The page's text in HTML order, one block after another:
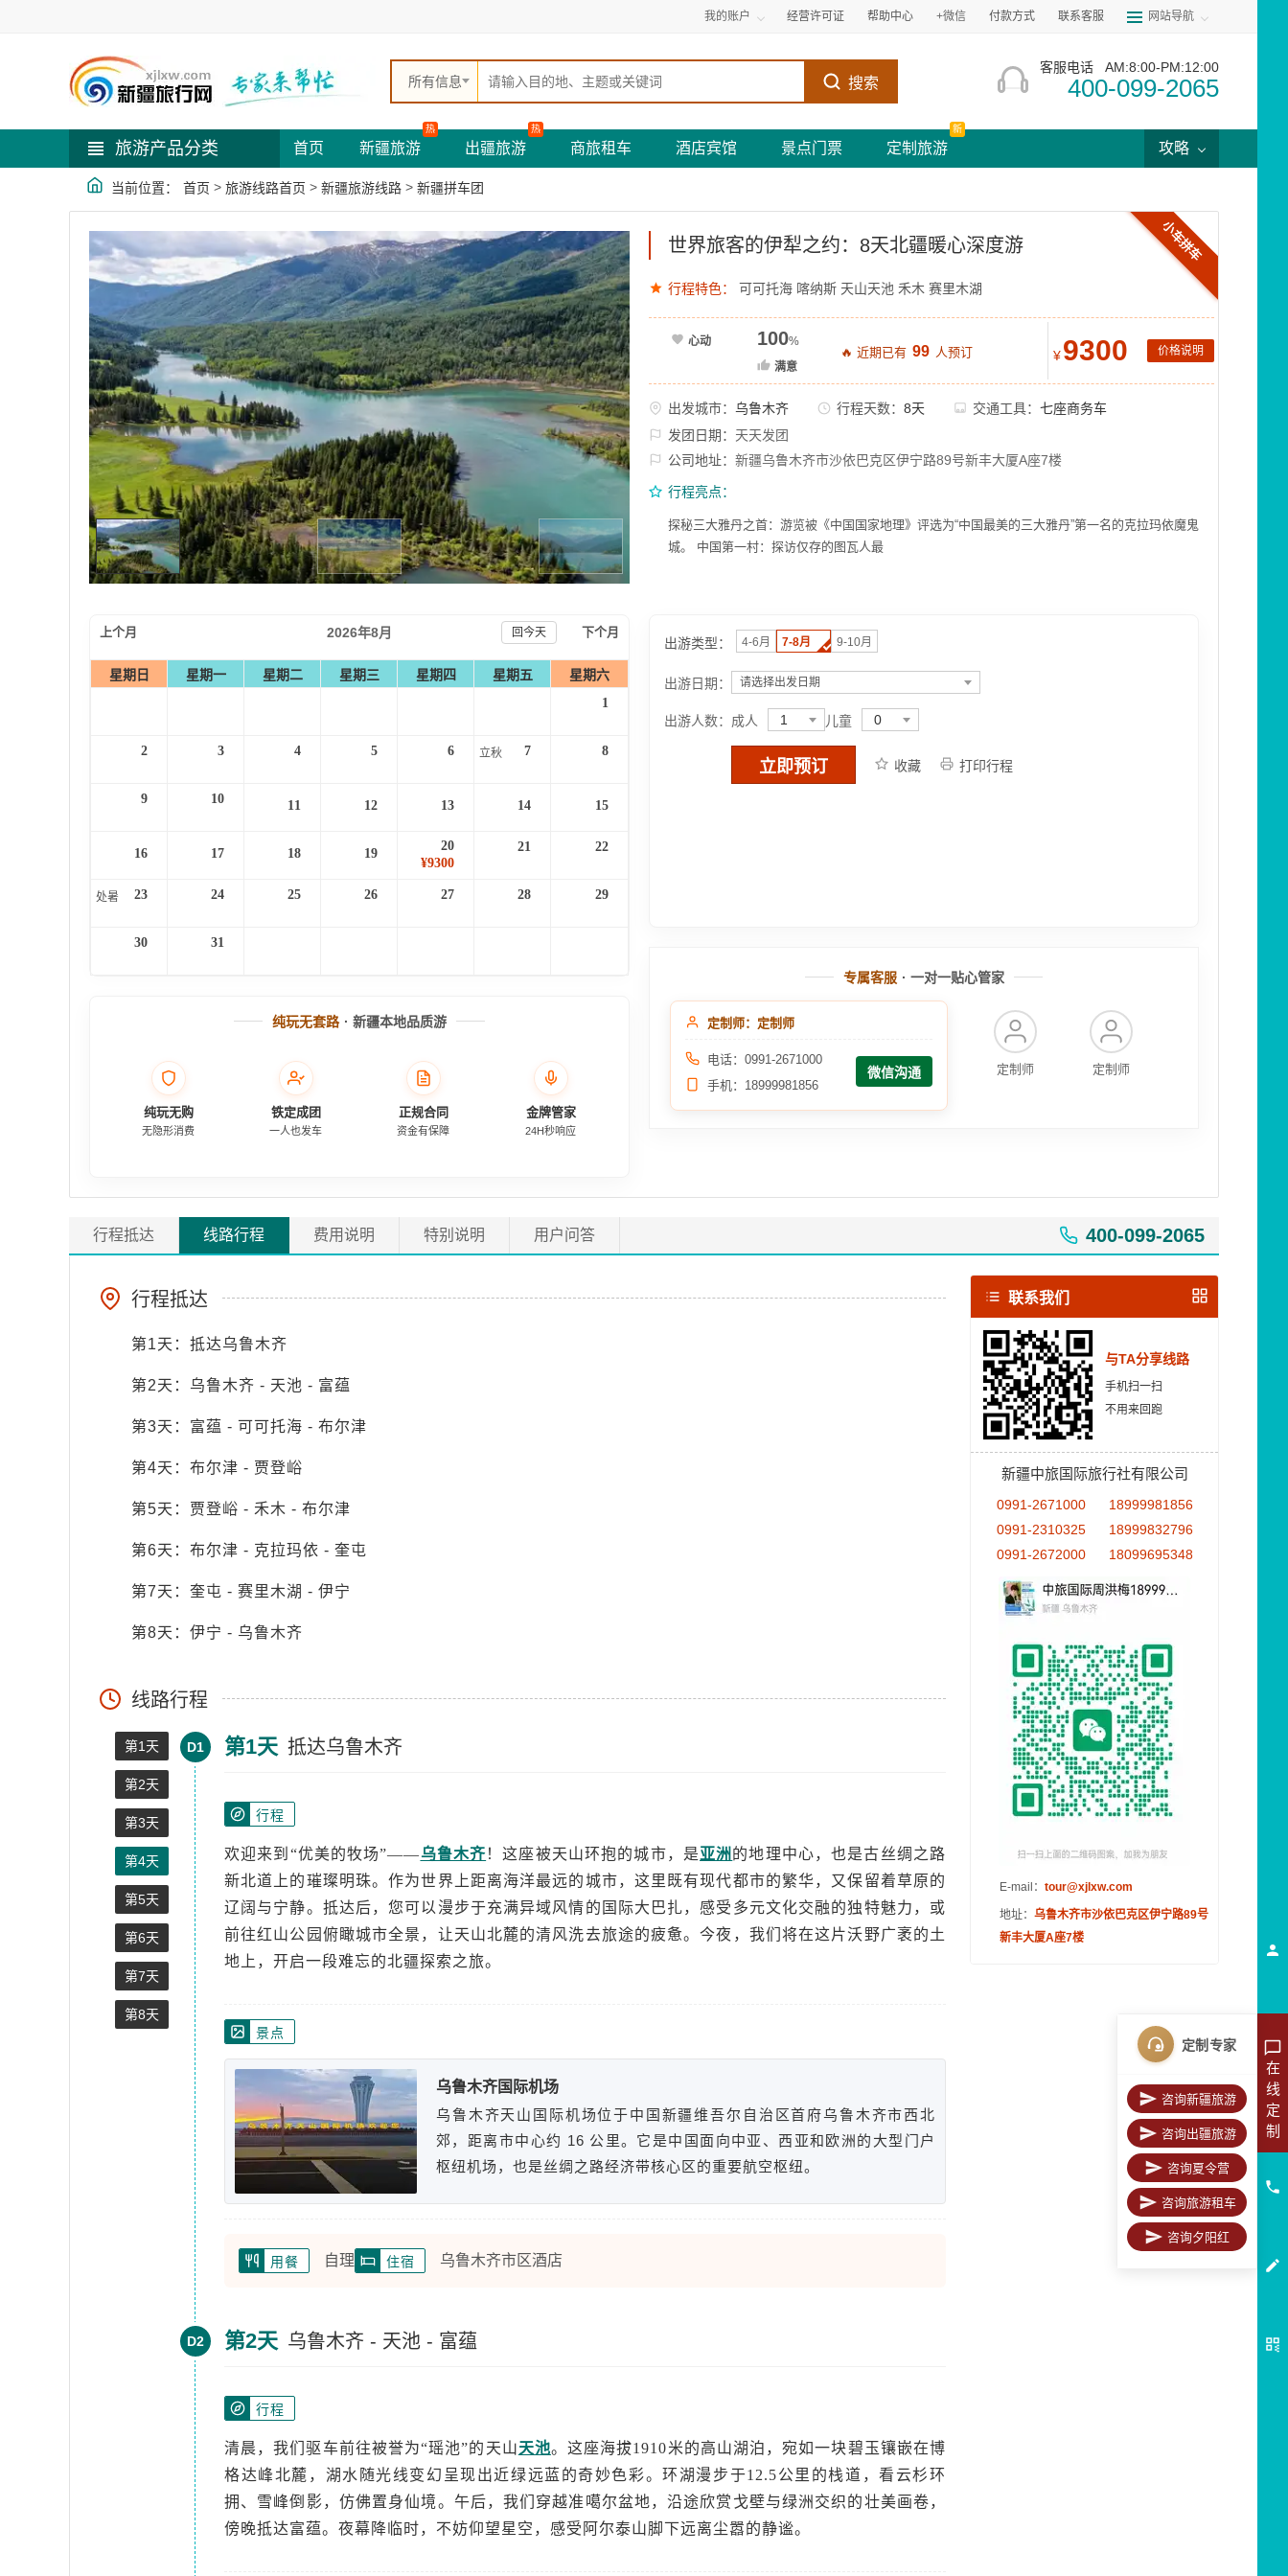
我的账户 经营许可证 帮助中心 +微信 付款方式 联系客服 网站导航
所有信息 搜索
客服电话 AM:8:00-PM:12:00
400-099-2065
旅游产品分类 首页 新疆旅游
热
出疆旅游
热
商旅租车 酒店宾馆 景点门票 定制旅游
新
攻略
当前位置： 首页 > 旅游线路首页 > 新疆旅游线路 > 新疆拼车团
小车拼车
世界旅客的伊犁之约：8天北疆暖心深度游
行程特色： 可可托海 喀纳斯 天山天池 禾木 赛里木湖
心动 100%
满意
🔥 近期已有 99 人预订 ¥9300 价格说明
出发城市： 乌鲁木齐 行程天数： 8天 交通工具： 七座商务车
发团日期： 天天发团
公司地址： 新疆乌鲁木齐市沙依巴克区伊宁路89号新丰大厦A座7楼
行程亮点：
探秘三大雅丹之首：游览被《中国国家地理》评选为“中国最美的三大雅丹”第一名的克拉玛依魔鬼
城。 中国第一村：探访仅存的图瓦人最
2026年8月 回今天
上个月 下个月
星期日 星期一 星期二 星期三 星期四 星期五 星期六
1
2 3 4 5 6 立秋 7 8
9 10 11 12 13 14 15
16 17 18 19
20
¥9300
21 22
处暑 23 24 25 26 27 28 29
30 31
纯玩无套路 · 新疆本地品质游
纯玩无购
无隐形消费
铁定成团
一人也发车
正规合同
资金有保障
金牌管家
24H秒响应
出游类型： 4-6月 7-8月 9-10月
出游日期： 请选择出发日期
出游人数： 成人 1 儿童 0
立即预订 收藏 打印行程
专属客服 · 一对一贴心管家
定制师：定制师
电话：0991-2671000
手机：18999981856
微信沟通 定制师 定制师
行程抵达 线路行程 费用说明 特别说明 用户问答 400-099-2065
行程抵达
第1天：抵达乌鲁木齐
第2天：乌鲁木齐 - 天池 - 富蕴
第3天：富蕴 - 可可托海 - 布尔津
第4天：布尔津 - 贾登峪
第5天：贾登峪 - 禾木 - 布尔津
第6天：布尔津 - 克拉玛依 - 奎屯
第7天：奎屯 - 赛里木湖 - 伊宁
第8天：伊宁 - 乌鲁木齐
线路行程
第1天
第2天
第3天
第4天
第5天
第6天
第7天
第8天
D1 第1天 抵达乌鲁木齐
行程
欢迎来到“优美的牧场”——乌鲁木齐！这座被天山环抱的城市，是亚洲 的地理中心，也是古丝绸之路
新北道上的璀璨明珠。作为世界上距离海洋最远的城市，这里既有现代都市的繁华，又保留着草原的
辽阔与宁静。抵达后，您可以漫步于充满异域风情的国际大巴扎，感受多元文化交融的独特魅力，或
前往红山公园俯瞰城市全景，让天山北麓的清风洗去旅途的疲惫。今夜，我们将在这片沃野广袤的土
地上，开启一段难忘的北疆探索之旅。
景点
乌鲁木齐国际机场
乌鲁木齐天山国际机场位于中国新疆维吾尔自治区首府乌鲁木齐市西北
郊，距离市中心约 16 公里。它是中国面向中亚、西亚和欧洲的大型门户
枢纽机场，也是丝绸之路经济带核心区的重要航空枢纽。
用餐 自理 住宿 乌鲁木齐市区酒店
D2 第2天 乌鲁木齐 - 天池 - 富蕴
行程
清晨，我们驱车前往被誉为“瑶池”的天山天池。这座海拔1910米的高山湖泊，宛如一块碧玉镶嵌在博
格达峰北麓，湖水随光线变幻呈现出近绿远蓝的奇妙色彩。环湖漫步于12.5公里的栈道，看云杉环
拥、雪峰倒影，仿佛置身仙境。午后，我们穿越准噶尔盆地，沿途欣赏戈壁与绿洲交织的壮美画卷，
傍晚抵达富蕴。夜幕降临时，不妨仰望星空，感受阿尔泰山脚下远离尘嚣的静谧。
联系我们
与TA分享线路
手机扫一扫
不用来回跑
新疆中旅国际旅行社有限公司
0991-2671000
18999981856
0991-2310325
18999832796
0991-2672000
18099695348
E-mail： tour@xjlxw.com
地址： 乌鲁木齐市沙依巴克区伊宁路89号
新丰大厦A座7楼
在
线
定
制
定制专家
咨询新疆旅游
咨询出疆旅游
咨询夏令营
咨询旅游租车
咨询夕阳红